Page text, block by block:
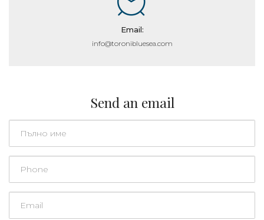
Email:
info@toronibluesea.com
Send an email